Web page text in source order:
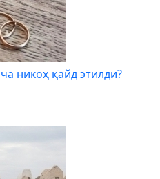
никоҳ қайд этилди?